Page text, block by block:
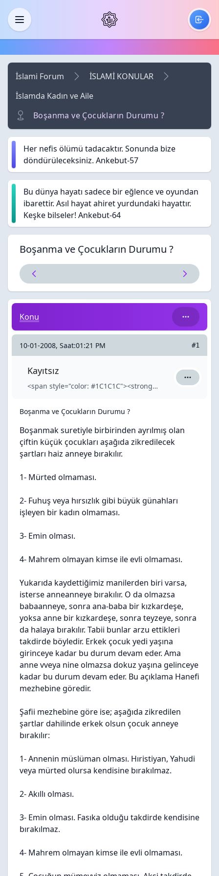
Skip to main content
Menü
İslami Forum
İSLAMİ KONULAR
İslamda Kadın ve Aile
Boşanma ve Çocukların Durumu ?
Her nefis ölümü tadacaktır. Sonunda bize
döndürüleceksiniz. Ankebut-57
Bu dünya hayatı sadece bir eğlence ve oyundan
ibarettir. Asıl hayat ahiret yurdundaki hayattır.
Keşke bilseler! Ankebut-64
Boşanma ve Çocukların Durumu ?
Boşanma ve Çocukların Durumu ?
Konu
10-01-2008, Saat:01:21 PM #1
Kayıtsız
<span style="color: #1C1C1C"><strong>Kayıtsız</strong></span> Kayıtsız
Boşanma ve Çocukların Durumu ?
Boşanmak suretiyle birbirinden ayrılmış olan
çiftin küçük çocukları aşağıda zikredilecek
şartları haiz anneye bırakılır.
1- Mürted olmaması.
2- Fuhuş veya hırsızlık gibi büyük günahları
işleyen bir kadın olmaması.
3- Emin olması.
4- Mahrem olmayan kimse ile evli olmaması.
Yukarıda kaydettiğimiz manilerden biri varsa,
isterse anneanneye bırakılır. O da olmazsa
babaanneye, sonra ana-baba bir kızkardeşe,
yoksa anne bir kızkardeşe, sonra teyzeye, sonra
da halaya bırakılır. Tabii bunlar arzu ettikleri
takdirde böyledir. Erkek çocuk yedi yaşına
girinceye kadar bu durum devam eder. Ama
anne vveya nine olmazsa dokuz yaşına gelinceye
kadar bu durum devam eder. Bu açıklama Hanefi
mezhebine göredir.
Şafii mezhebine göre ise; aşağıda zikredilen
şartlar dahilinde erkek olsun çocuk anneye
bırakılır:
1- Annenin müslüman olması. Hıristiyan, Yahudi
veya mürted olursa kendisine bırakılmaz.
2- Akıllı olması.
3- Emin olması. Fasıka olduğu takdirde kendisine
bırakılmaz.
4- Mahrem olmayan kimse ile evli olmaması.